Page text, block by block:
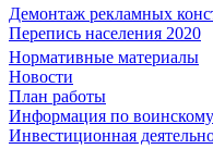
Демонтаж рекламных
Перепись населения 2020
Нормативные материалы
Новости
План работы
Информация по воинскому
Инвестиционная